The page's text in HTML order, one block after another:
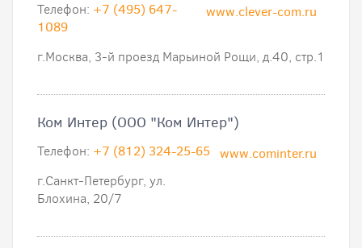
www.clever-com.ru
Телефон: +7 (495) 647-
1089
г.Москва, 3-й проезд Марьиной Рощи, д.40, стр.1
Ком Интер (ООО "Ком Интер")
www.cominter.ru
Телефон: +7 (812) 324-25-65
г.Санкт-Петербург, ул.
Блохина, 20/7